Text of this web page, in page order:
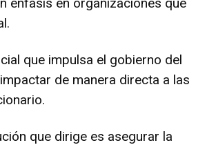
que impulsa el gobierno del
de manera directa a las
que dirige es asegurar la